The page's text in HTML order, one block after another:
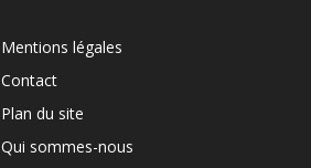
Mentions légales
Contact
Plan du site
Qui sommes-nous